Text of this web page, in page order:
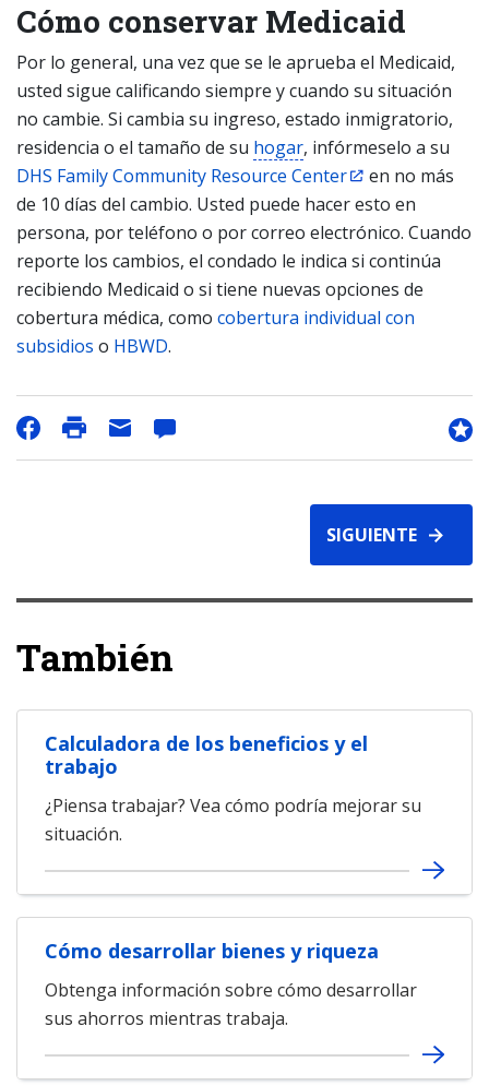
Cómo conservar Medicaid
Por lo general, una vez que se le aprueba el Medicaid,
usted sigue calificando siempre y cuando su situación
no cambie. Si cambia su ingreso, estado inmigratorio,
residencia o el tamaño de su hogar, infórmeselo a su
DHS Family Community Resource Center
en no más
de 10 días del cambio. Usted puede hacer esto en
persona, por teléfono o por correo electrónico. Cuando
reporte los cambios, el condado le indica si continúa
recibiendo Medicaid o si tiene nuevas opciones de
cobertura médica, como cobertura individual con
subsidios o HBWD.
SIGUIENTE
También
Calculadora de los beneficios y el
trabajo
¿Piensa trabajar? Vea cómo podría mejorar su
situación.
Cómo desarrollar bienes y riqueza
Obtenga información sobre cómo desarrollar
sus ahorros mientras trabaja.